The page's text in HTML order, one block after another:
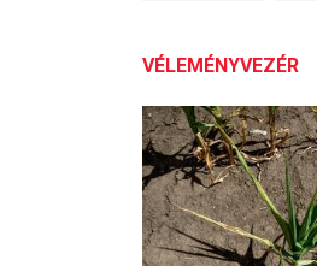
VÉLEMÉNYVEZÉR